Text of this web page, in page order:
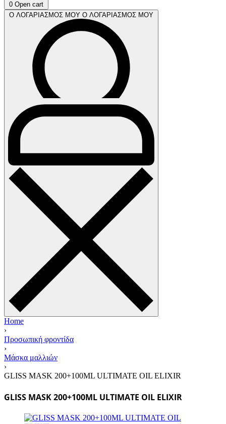
0 Open cart
Ο ΛΟΓΑΡΙΑΣΜΟΣ ΜΟΥ Ο ΛΟΓΑΡΙΑΣΜΟΣ ΜΟΥ
Home
›
Προσωπική φροντίδα
›
Μάσκα μαλλιών
›
GLISS MASK 200+100ML ULTIMATE OIL ELIXIR
GLISS MASK 200+100ML ULTIMATE OIL ELIXIR